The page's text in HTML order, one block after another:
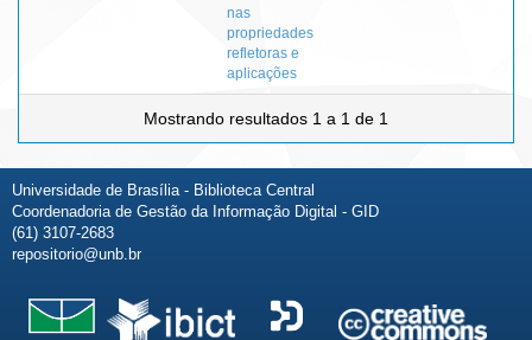
nas
propriedades
refletoras e
aplicações
Mostrando resultados 1 a 1 de 1
Universidade de Brasília - Biblioteca Central
Coordenadoria de Gestão da Informação Digital - GID
(61) 3107-2683
repositorio@unb.br